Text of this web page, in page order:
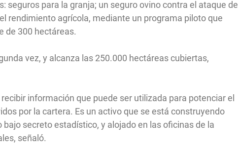
seguros para la granja; un seguro ovino contra el ataque de
rendimiento agrícola, mediante un programa piloto que
de 300 hectáreas.
vez, y alcanza las 250.000 hectáreas cubiertas,
información que puede ser utilizada para potenciar el
por la cartera. Es un activo que se está construyendo
bajo secreto estadístico, y alojado en las oficinas de la
señaló.